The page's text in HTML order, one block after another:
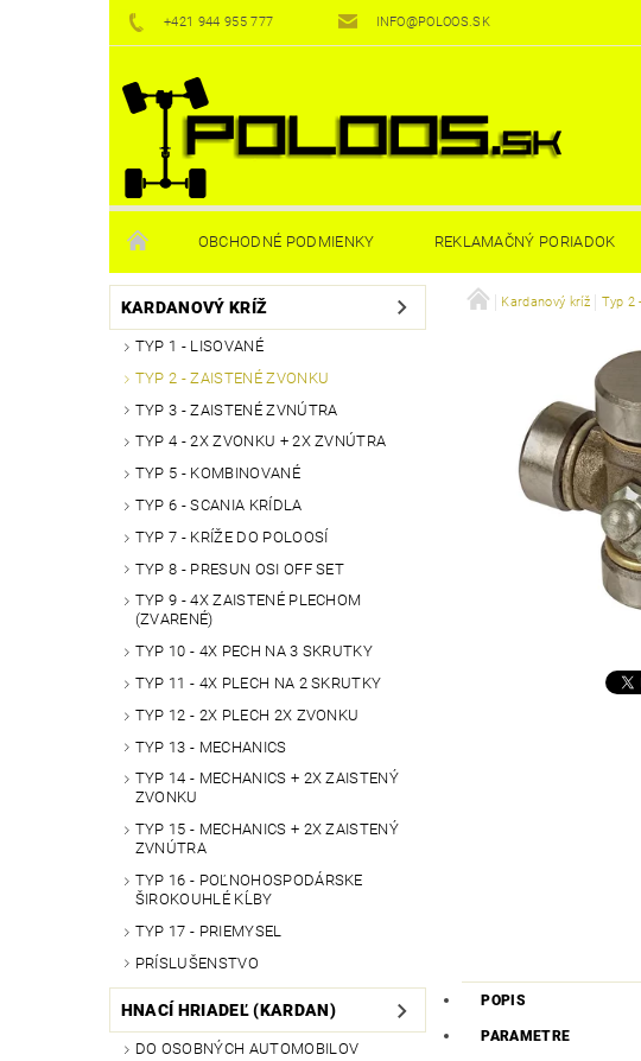
+421 944 955 777 INFO@POLOOS.SK
OBCHODNÉ PODMIENKY REKLAMAČNÝ PORIADOK
KARDANOVÝ KRÍŽ
TYP 1 - LISOVANÉ
TYP 2 - ZAISTENÉ ZVONKU
TYP 3 - ZAISTENÉ ZVNÚTRA
TYP 4 - 2X ZVONKU + 2X ZVNÚTRA
TYP 5 - KOMBINOVANÉ
TYP 6 - SCANIA KRÍDLA
TYP 7 - KRÍŽE DO POLOOSÍ
TYP 8 - PRESUN OSI OFF SET
TYP 9 - 4X ZAISTENÉ PLECHOM
(ZVARENÉ)
TYP 10 - 4X PECH NA 3 SKRUTKY
TYP 11 - 4X PLECH NA 2 SKRUTKY
TYP 12 - 2X PLECH 2X ZVONKU
TYP 13 - MECHANICS
TYP 14 - MECHANICS + 2X ZAISTENÝ
ZVONKU
TYP 15 - MECHANICS + 2X ZAISTENÝ
ZVNÚTRA
TYP 16 - POĽNOHOSPODÁRSKE
ŠIROKOUHLÉ KĹBY
TYP 17 - PRIEMYSEL
PRÍSLUŠENSTVO
HNACÍ HRIADEĽ (KARDAN)
DO OSOBNÝCH AUTOMOBILOV
Kardanový kríž Typ 2
POPIS
PARAMETRE